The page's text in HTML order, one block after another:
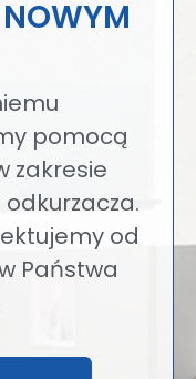
pomocą
zakresie
od
Państwa